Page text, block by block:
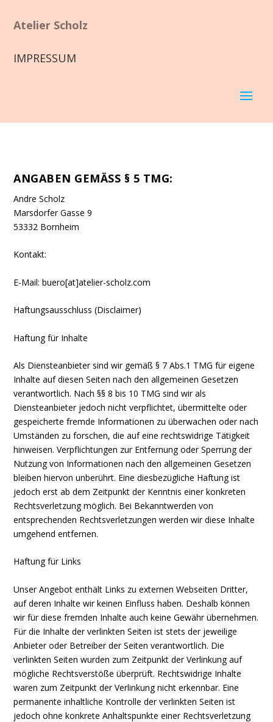
Atelier Scholz
IMPRESSUM
ANGABEN GEMÄSS § 5 TMG:
Andre Scholz
Marsdorfer Gasse 9
53332 Bornheim
Kontakt:
E-Mail: buero[at]atelier-scholz.com
Haftungsausschluss (Disclaimer)
Haftung für Inhalte
Als Diensteanbieter sind wir gemäß § 7 Abs.1 TMG für eigene
Inhalte auf diesen Seiten nach den allgemeinen Gesetzen
verantwortlich. Nach §§ 8 bis 10 TMG sind wir als
Diensteanbieter jedoch nicht verpflichtet, übermittelte oder
gespeicherte fremde Informationen zu überwachen oder nach
Umständen zu forschen, die auf eine rechtswidrige Tätigkeit
hinweisen. Verpflichtungen zur Entfernung oder Sperrung der
Nutzung von Informationen nach den allgemeinen Gesetzen
bleiben hiervon unberührt. Eine diesbezügliche Haftung ist
jedoch erst ab dem Zeitpunkt der Kenntnis einer konkreten
Rechtsverletzung möglich. Bei Bekanntwerden von
entsprechenden Rechtsverletzungen werden wir diese Inhalte
umgehend entfernen.
Haftung für Links
Unser Angebot enthält Links zu externen Webseiten Dritter,
auf deren Inhalte wir keinen Einfluss haben. Deshalb können
wir für diese fremden Inhalte auch keine Gewähr übernehmen.
Für die Inhalte der verlinkten Seiten ist stets der jeweilige
Anbieter oder Betreiber der Seiten verantwortlich. Die
verlinkten Seiten wurden zum Zeitpunkt der Verlinkung auf
mögliche Rechtsverstöße überprüft. Rechtswidrige Inhalte
waren zum Zeitpunkt der Verlinkung nicht erkennbar. Eine
permanente inhaltliche Kontrolle der verlinkten Seiten ist
jedoch ohne konkrete Anhaltspunkte einer Rechtsverletzung